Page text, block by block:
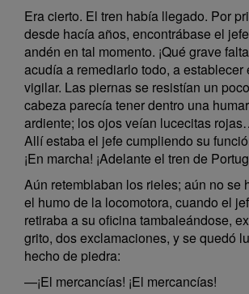
Era cierto. El tren había llegado. Por
desde hacía años, encontrábase el
andén en tal momento. ¡Qué grave
acudía a remediarlo todo, a establecer
vigilar. Las piernas se resistían un
cabeza parecía tener dentro una
ardiente; los ojos veían lucecitas
Allí estaba el jefe cumpliendo su
¡En marcha! ¡Adelante el tren de
Aún retemblaban los rieles; aún no se
el humo de la locomotora, cuando el
retiraba a su oficina tambaleándose,
grito, dos exclamaciones, y se quedó
hecho de piedra:
—¡El mercancías! ¡El mercancías!